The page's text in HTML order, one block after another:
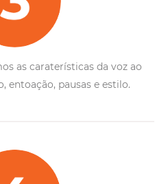
as caraterísticas da voz ao
entoação, pausas e estilo.